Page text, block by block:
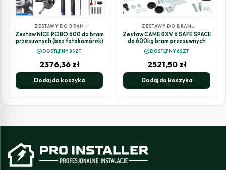
ZESTAWY DO BRAM
PRZESUWNYCH
Zestaw NICE ROBO 600 do bram
przesuwnych (bez fotokomórek)
check_circleDOSTĘPNY 8SZT.
2376,36 zł
Dodaj do koszyka
ZESTAWY DO BRAM
PRZESUWNYCH
Zestaw CAME BXV 6 SAFE SPACE
do 600kg bram przesuwnych
check_circleDOSTĘPNY 6SZT.
2521,50 zł
Dodaj do koszyka